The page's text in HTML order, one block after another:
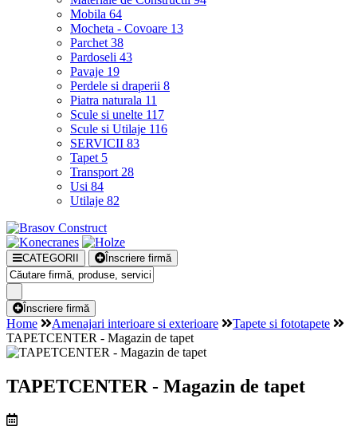
Mobila 64
Mocheta - Covoare 13
Parchet 38
Pardoseli 43
Pavaje 19
Perdele si draperii 8
Piatra naturala 11
Scule si unelte 117
Scule si Utilaje 116
SERVICII 83
Tapet 5
Transport 28
Usi 84
Utilaje 82
CATEGORII Înscriere firmă
Înscriere firmă
Home Amenajari interioare si exterioare
Tapete si fototapete
TAPETCENTER - Magazin de tapet
TAPETCENTER - Magazin de tapet